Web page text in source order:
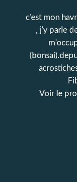
c'est mon
, j'y parle
Voir le